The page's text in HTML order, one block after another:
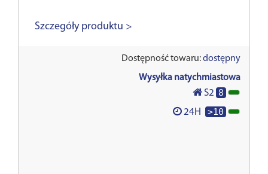
Szczegóły produktu >
Dostępność towaru:dostępny
Wysyłka natychmiastowa
S2 8
24H >10